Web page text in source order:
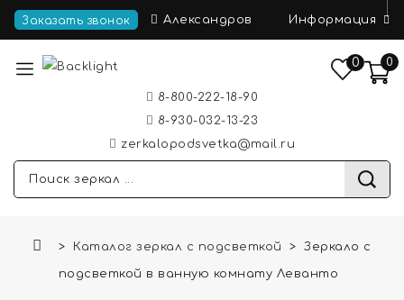
Заказать звонок Александров Информация
0
0
8-800-222-18-90
8-930-032-13-23
zerkalopodsvetka@mail.ru
Каталог зеркал с подсветкой Зеркало с
подсветкой в ванную комнату Леванто